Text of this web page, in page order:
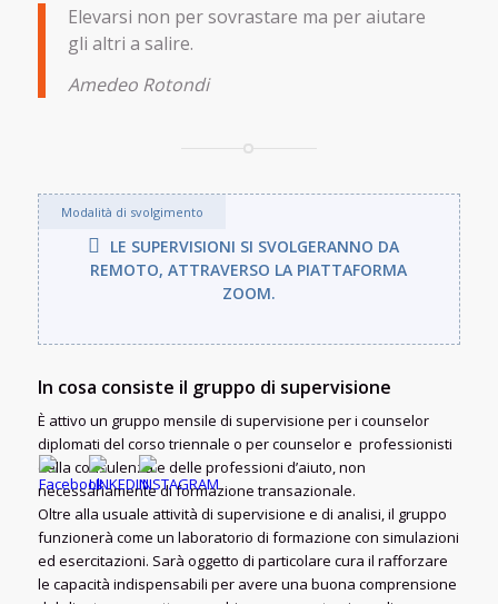
Elevarsi non per sovrastare ma per aiutare
gli altri a salire.
Amedeo Rotondi
Modalità di svolgimento
LE SUPERVISIONI SI SVOLGERANNO DA
REMOTO, ATTRAVERSO LA PIATTAFORMA
ZOOM.
In cosa consiste il gruppo di supervisione
È attivo un gruppo mensile di supervisione per i counselor
diplomati del corso triennale o per counselor e professionisti
della consulenza e delle professioni d’aiuto, non
necessariamente di formazione transazionale.
Oltre alla usuale attività di supervisione e di analisi, il gruppo
funzionerà come un laboratorio di formazione con simulazioni
ed esercitazioni. Sarà oggetto di particolare cura il rafforzare
le capacità indispensabili per avere una buona comprensione